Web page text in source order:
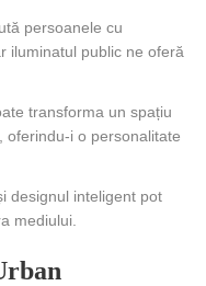
persoanele cu
iluminatul public ne oferă
transforma un spațiu
oferindu-i o personalitate
designul inteligent pot
mediului.